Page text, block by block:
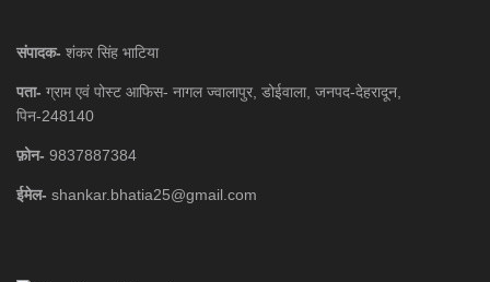
संपादक- शंकर सिंह भाटिया
पता- ग्राम एवं पोस्ट आफिस- नागल ज्वालापुर, डोईवाला, जनपद-देहरादून,
पिन-248140
फ़ोन- 9837887384
ईमेल- shankar.bhatia25@gmail.com